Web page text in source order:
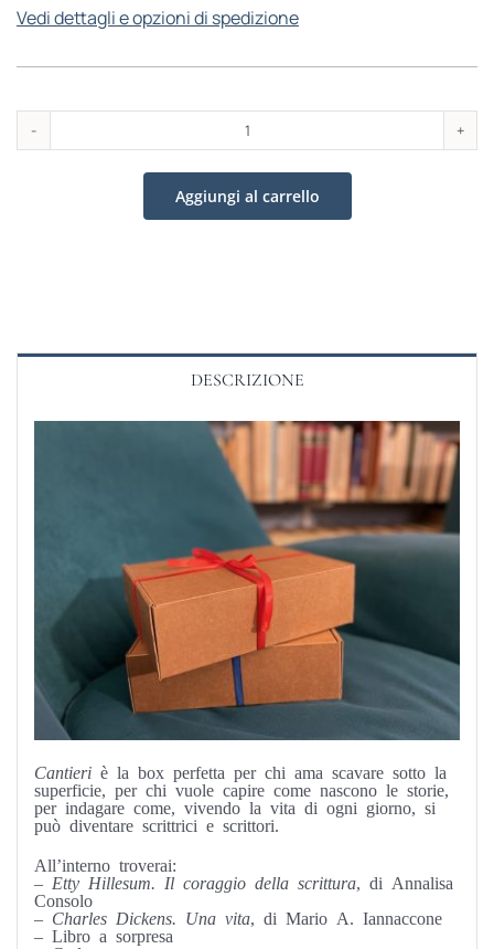
Vedi dettagli e opzioni di spedizione
Cantieri
quantità
Aggiungi al carrello
DESCRIZIONE
Cantieriè la box perfetta per chi ama scavare sotto la
superficie, per chi vuole capire come nascono le storie,
per indagare come, vivendo la vita di ogni giorno, si
può diventare scrittrici e scrittori.
All’interno troverai:
– Etty Hillesum. Il coraggio della scrittura, di Annalisa
Consolo
– Charles Dickens. Una vita, di Mario A. Iannaccone
– Libro a sorpresa